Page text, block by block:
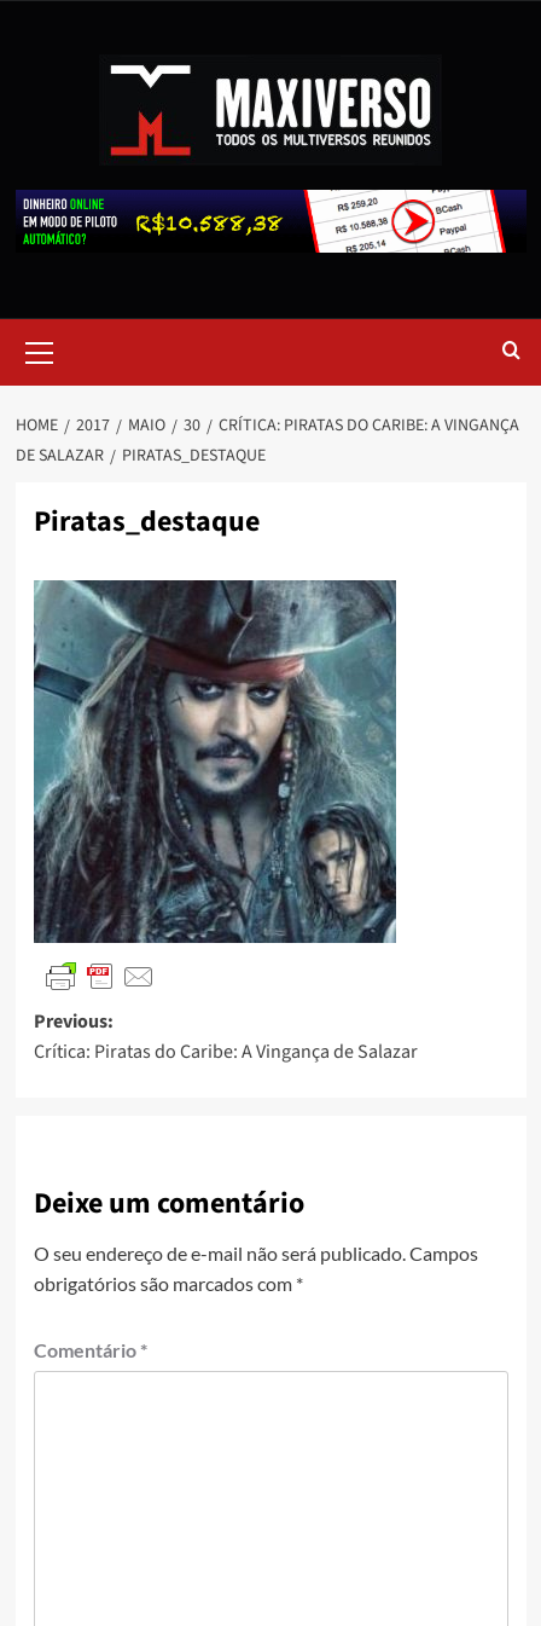
HOME 2017 MAIO 30
CRÍTICA: PIRATAS DO CARIBE: A VINGANÇA
DE SALAZAR
PIRATAS_DESTAQUE
Piratas_destaque
Previous:
Crítica: Piratas do Caribe: A Vingança de Salazar
Deixe um comentário
O seu endereço de e-mail não será publicado. Campos
obrigatórios são marcados com *
Comentário *